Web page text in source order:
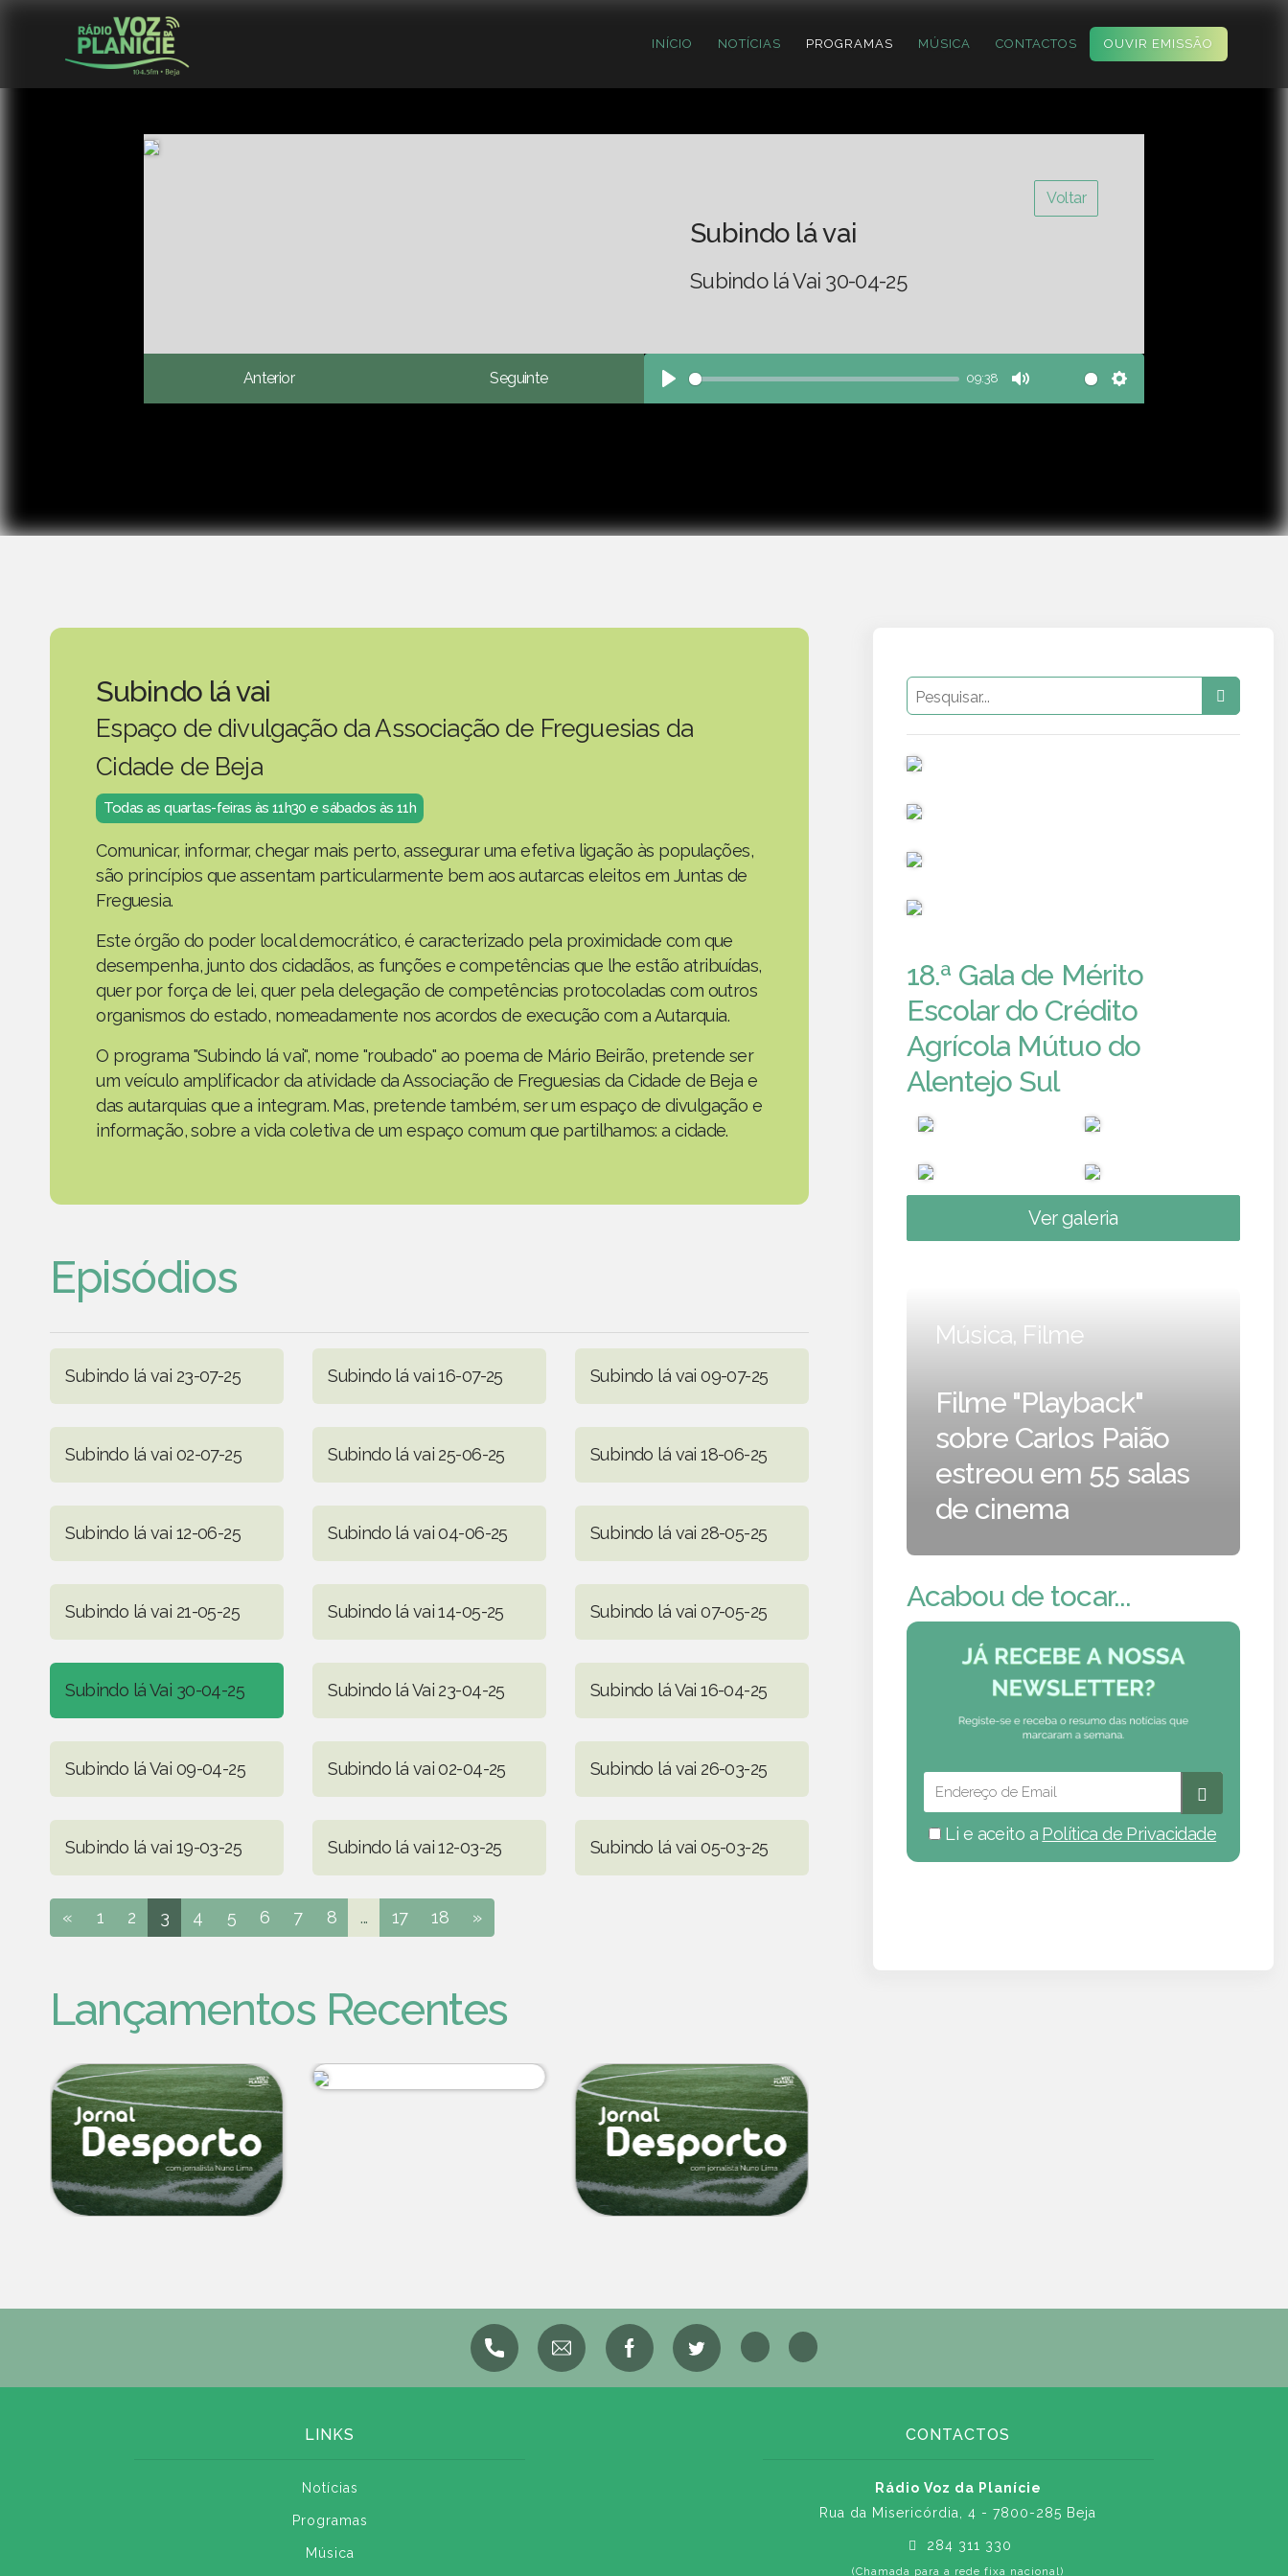
INÍCIO NOTÍCIAS PROGRAMAS MÚSICA CONTACTOS OUVIR EMISSÃO
Voltar
Subindo lá vai
Subindo lá Vai 30-04-25
Anterior Seguinte
Play
09:38
Mute Settings
Subindo lá vai
Espaço de divulgação da Associação de Freguesias da
Cidade de Beja
Todas as quartas-feiras às 11h30 e sábados às 11h
Comunicar, informar, chegar mais perto, assegurar uma efetiva ligação às populações,
são princípios que assentam particularmente bem aos autarcas eleitos em Juntas de
Freguesia.
Este órgão do poder local democrático, é caracterizado pela proximidade com que
desempenha, junto dos cidadãos, as funções e competências que lhe estão atribuídas,
quer por força de lei, quer pela delegação de competências protocoladas com outros
organismos do estado, nomeadamente nos acordos de execução com a Autarquia.
O programa "Subindo lá vai", nome "roubado" ao poema de Mário Beirão, pretende ser
um veículo amplificador da atividade da Associação de Freguesias da Cidade de Beja e
das autarquias que a integram. Mas, pretende também, ser um espaço de divulgação e
informação, sobre a vida coletiva de um espaço comum que partilhamos: a cidade.
Episódios
Subindo lá vai 23-07-25 Subindo lá vai 16-07-25 Subindo lá vai 09-07-25
Subindo lá vai 02-07-25 Subindo lá vai 25-06-25 Subindo lá vai 18-06-25
Subindo lá vai 12-06-25 Subindo lá vai 04-06-25 Subindo lá vai 28-05-25
Subindo lá vai 21-05-25 Subindo lá vai 14-05-25 Subindo lá vai 07-05-25
Subindo lá Vai 30-04-25 Subindo lá Vai 23-04-25 Subindo lá Vai 16-04-25
Subindo lá Vai 09-04-25 Subindo lá vai 02-04-25 Subindo lá vai 26-03-25
Subindo lá vai 19-03-25 Subindo lá vai 12-03-25 Subindo lá vai 05-03-25
« 1 2 3 4 5 6 7 8 ... 17 18 »
Lançamentos Recentes
18.ª Gala de Mérito
Escolar do Crédito
Agrícola Mútuo do
Alentejo Sul
Ver galeria
Música, Filme
Filme "Playback"
sobre Carlos Paião
estreou em 55 salas
de cinema
Acabou de tocar...
Li e aceito a Política de Privacidade
LINKS
Notícias
Programas
Música
CONTACTOS
Rádio Voz da Planície
Rua da Misericórdia, 4 - 7800-285 Beja
284 311 330
(Chamada para a rede fixa nacional)